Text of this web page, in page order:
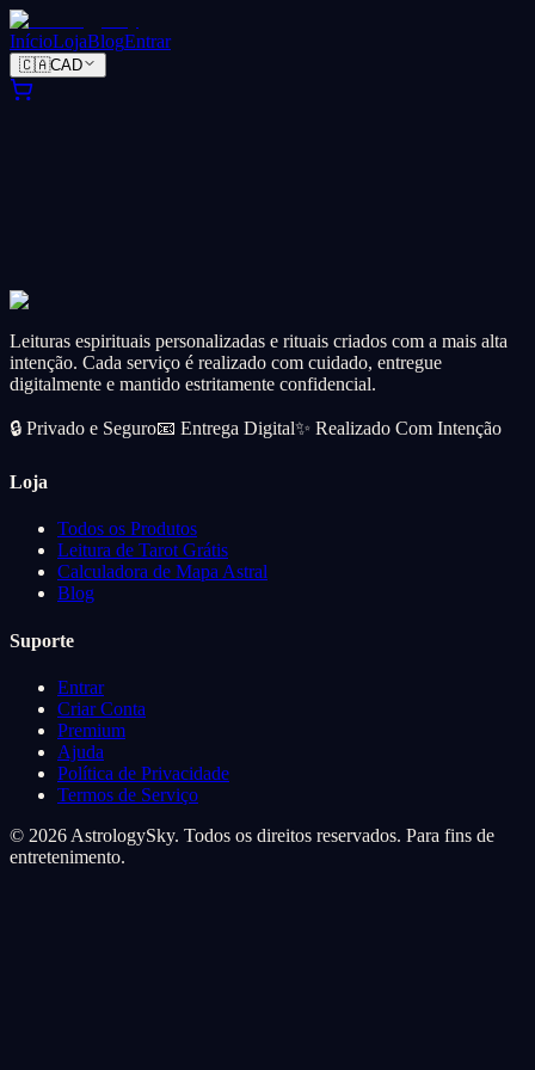
InícioLojaBlogEntrar
🇨🇦CAD
Leituras espirituais personalizadas e rituais criados com a mais alta
intenção. Cada serviço é realizado com cuidado, entregue
digitalmente e mantido estritamente confidencial.
🔒 Privado e Seguro📧 Entrega Digital✨ Realizado Com Intenção
Loja
Todos os Produtos
Leitura de Tarot Grátis
Calculadora de Mapa Astral
Blog
Suporte
Entrar
Criar Conta
Premium
Ajuda
Política de Privacidade
Termos de Serviço
© 2026 AstrologySky. Todos os direitos reservados. Para fins de
entretenimento.